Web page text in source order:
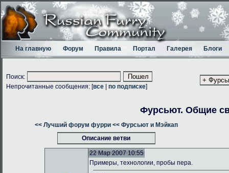
На главную Форум Правила Портал Галерея Блоги
Поиск:
Непрочитанные сообщения: [все по подписке]
Фурсьют. Общие
<< Лучший форум фурри << Фурсьют и Мэйкап
Описание ветви
22 Мар 2007 10:55
Примеры, технологии, пробы пера.